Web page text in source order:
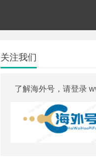
关注我们
了解海外号，请登录